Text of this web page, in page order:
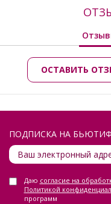
ОСТАВИТЬ
ПОДПИСКА НА
Даю согласие на
Политикой
программ